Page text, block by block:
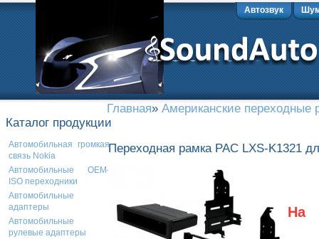
Автозвук
Каталог продукции
Автомобильная громкая
связь Nokia
Автомобильные OEM-
ISO переходники
Автомобильные
адаптеры
Автомобильные
рулевые адаптеры
Главная» Американские переходные
Переходная рамка PAC LXS-K1321
На